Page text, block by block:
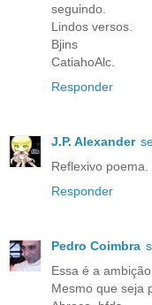
seguindo.
Lindos versos.
Bjins
CatiahoAlc.
Responder
J.P. Alexander
Reflexivo poema.
Responder
Pedro Coimbra
Essa é a
Mesmo que seja